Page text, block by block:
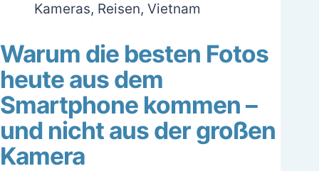
Kameras, Reisen, Vietnam
Warum die besten Fotos
heute aus dem
Smartphone kommen –
und nicht aus der großen
Kamera